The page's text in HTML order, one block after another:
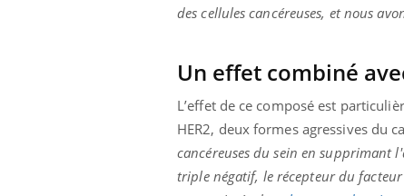
des cellules cancéreuses, et nous
Un effet combiné
L’effet de ce composé est
HER2, deux formes agressives du
cancéreuses du sein en supprimant
triple négatif, le récepteur du
Eczéma Chronique des Mains :
expliquer ma maladieYoutube
Il y a des sujets qui sont faciles à aborder...